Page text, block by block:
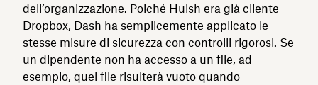
dell’organizzazione. Poiché Huish era già cliente
Dropbox, Dash ha semplicemente applicato le
stesse misure di sicurezza con controlli rigorosi. Se
un dipendente non ha accesso a un file, ad
esempio, quel file risulterà vuoto quando